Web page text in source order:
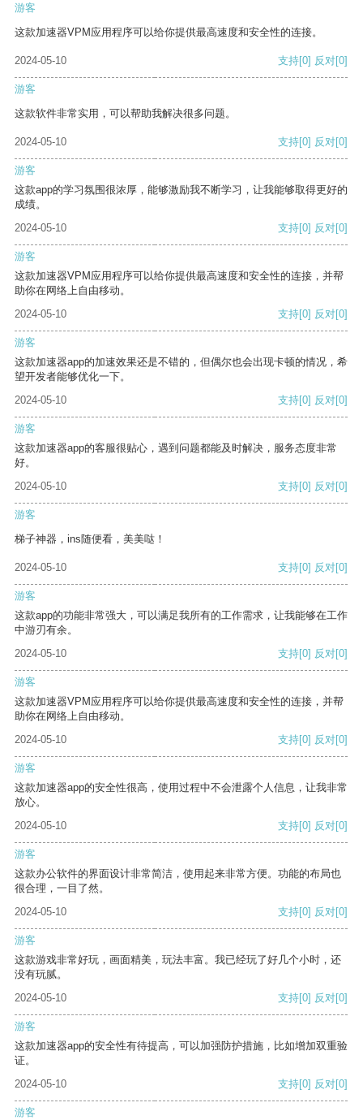
游客
这款加速器VPM应用程序可以给你提供最高速度和安全性的连接。
2024-05-10 支持[0] 反对[0]
游客
这款软件非常实用，可以帮助我解决很多问题。
2024-05-10 支持[0] 反对[0]
游客
这款app的学习氛围很浓厚，能够激励我不断学习，让我能够取得更好的
成绩。
2024-05-10
支持[0] 反对[0]
游客
这款加速器VPM应用程序可以给你提供最高速度和安全性的连接，并帮
助你在网络上自由移动。
2024-05-10
支持[0] 反对[0]
游客
这款加速器app的加速效果还是不错的，但偶尔也会出现卡顿的情况，希
望开发者能够优化一下。
2024-05-10
支持[0] 反对[0]
游客
这款加速器app的客服很贴心，遇到问题都能及时解决，服务态度非常
好。
2024-05-10
支持[0] 反对[0]
游客
梯子神器，ins随便看，美美哒！
2024-05-10 支持[0] 反对[0]
游客
这款app的功能非常强大，可以满足我所有的工作需求，让我能够在工作
中游刃有余。
2024-05-10
支持[0] 反对[0]
游客
这款加速器VPM应用程序可以给你提供最高速度和安全性的连接，并帮
助你在网络上自由移动。
2024-05-10
支持[0] 反对[0]
游客
这款加速器app的安全性很高，使用过程中不会泄露个人信息，让我非常
放心。
2024-05-10
支持[0] 反对[0]
游客
这款办公软件的界面设计非常简洁，使用起来非常方便。功能的布局也
很合理，一目了然。
2024-05-10
支持[0] 反对[0]
游客
这款游戏非常好玩，画面精美，玩法丰富。我已经玩了好几个小时，还
没有玩腻。
2024-05-10
支持[0] 反对[0]
游客
这款加速器app的安全性有待提高，可以加强防护措施，比如增加双重验
证。
2024-05-10
支持[0] 反对[0]
游客